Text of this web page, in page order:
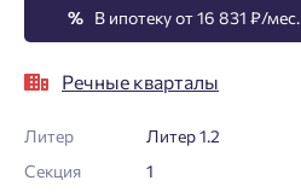
% В ипотеку от 16 831 ₽/мес.
Речные кварталы
Литер
Литер 1.2
Секция
1